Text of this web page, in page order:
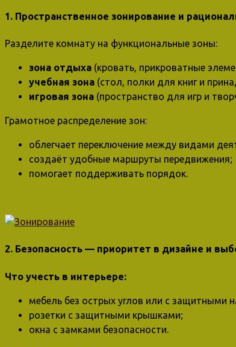
1. Пространственное зонирование и
Разделите комнату на функциональные зоны:
зона отдыха (кровать, прикроватные
учебная зона (стол, полки для книг и
игровая зона (пространство для игр и
Грамотное распределение зон:
облегчает переключение между видами
создаёт удобные маршруты передвижения;
помогает поддерживать порядок.
2. Безопасность — приоритет в дизайне и
Что учесть в интерьере:
мебель без острых углов или с защитными
розетки с защитными крышками;
окна с замками безопасности.